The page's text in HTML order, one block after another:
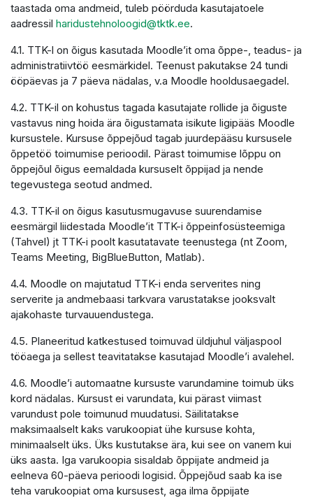
taastada oma andmeid, tuleb pöörduda kasutajatoele
aadressil haridustehnoloogid@tktk.ee.
4.1. TTK-l on õigus kasutada Moodle’it oma õppe-, teadus- ja
administratiivtöö eesmärkidel. Teenust pakutakse 24 tundi
ööpäevas ja 7 päeva nädalas, v.a Moodle hooldusaegadel.
4.2. TTK-il on kohustus tagada kasutajate rollide ja õiguste
vastavus ning hoida ära õigustamata isikute ligipääs Moodle
kursustele. Kursuse õppejõud tagab juurdepääsu kursusele
õppetöö toimumise perioodil. Pärast toimumise lõppu on
õppejõul õigus eemaldada kursuselt õppijad ja nende
tegevustega seotud andmed.
4.3. TTK-il on õigus kasutusmugavuse suurendamise
eesmärgil liidestada Moodle’it TTK-i õppeinfosüsteemiga
(Tahvel) jt TTK-i poolt kasutatavate teenustega (nt Zoom,
Teams Meeting, BigBlueButton, Matlab).
4.4. Moodle on majutatud TTK-i enda serverites ning
serverite ja andmebaasi tarkvara varustatakse jooksvalt
ajakohaste turvauuendustega.
4.5. Planeeritud katkestused toimuvad üldjuhul väljaspool
tööaega ja sellest teavitatakse kasutajad Moodle’i avalehel.
4.6. Moodle’i automaatne kursuste varundamine toimub üks
kord nädalas. Kursust ei varundata, kui pärast viimast
varundust pole toimunud muudatusi. Säilitatakse
maksimaalselt kaks varukoopiat ühe kursuse kohta,
minimaalselt üks. Üks kustutakse ära, kui see on vanem kui
üks aasta. Iga varukoopia sisaldab õppijate andmeid ja
eelneva 60-päeva perioodi logisid. Õppejõud saab ka ise
teha varukoopiat oma kursusest, aga ilma õppijate